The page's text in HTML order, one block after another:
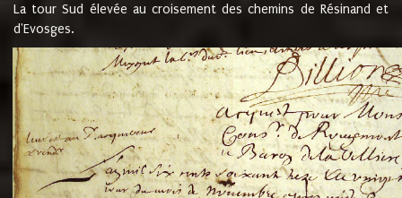
La tour Sud élevée au croisement des chemins de Résinand et
d'Evosges.